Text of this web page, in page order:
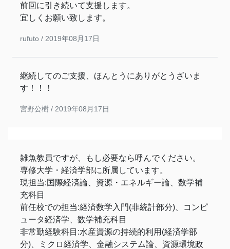
前回に引き続いて支援します。
宜しくお願い致します。
rufuto / 2019年08月17日
継続してのご支援、ほんとうにありがとうざいま
す！！！
宮野公樹 / 2019年08月17日
雑魚教員ですが、もし必要なら呼んでください。
専修大学・経済学部に所属しています。
現担当:国際経済論、資源・エネルギー論、数学補
充科目
前任校での担当:経済数学入門(非統計部分)、コンピ
ュータ経済学、数学補充科目
非常勤経験科目:水産資源の持続的利用(経済学部
分)、ミクロ経済学、金融システム論、資源環境政